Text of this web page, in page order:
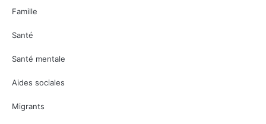
Famille
Santé
Santé mentale
Aides sociales
Migrants